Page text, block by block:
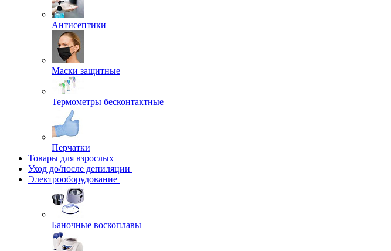
Антисептики
Маски защитные
Термометры бесконтактные
Перчатки
Товары для взрослых
Уход до/после депиляции
Электрооборудование
Баночные воскоплавы